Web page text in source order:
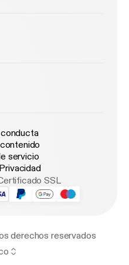
servicio
SSL
derechos reservados